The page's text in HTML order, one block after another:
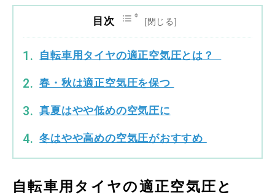
目次
自転車用タイヤの適正空気圧とは？
春・秋は適正空気圧を保つ
真夏はやや低めの空気圧に
冬はやや高めの空気圧がおすすめ
自転車用タイヤの適正空気圧と